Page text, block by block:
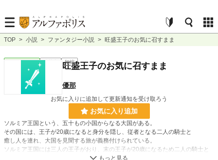
TOP > 小説 > ファンタジー小説 > 旺盛王子のお気に召すまま
ファンタジー 連載中 短編
旺盛王子のお気に召すまま
優那
お気に入りに追加して更新通知を受け取ろう
お気に入り追加
ソルミア王国という、五十もの小国からなる大国がある。
その国には、王子が20歳になると身分を隠し、従者となる二人の騎士と
癒し人を連れ、大国を見聞する旅が義務付けられている。
ソルミア王国には三人の王子がおり、末の王子が20歳になるため二人の騎士と